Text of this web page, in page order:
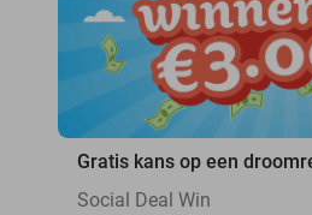
Gratis kans op een
Social Deal Win